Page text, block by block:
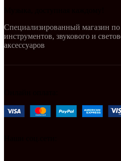
Специализированный магазин
инструментов, звукового и
аксессуаров